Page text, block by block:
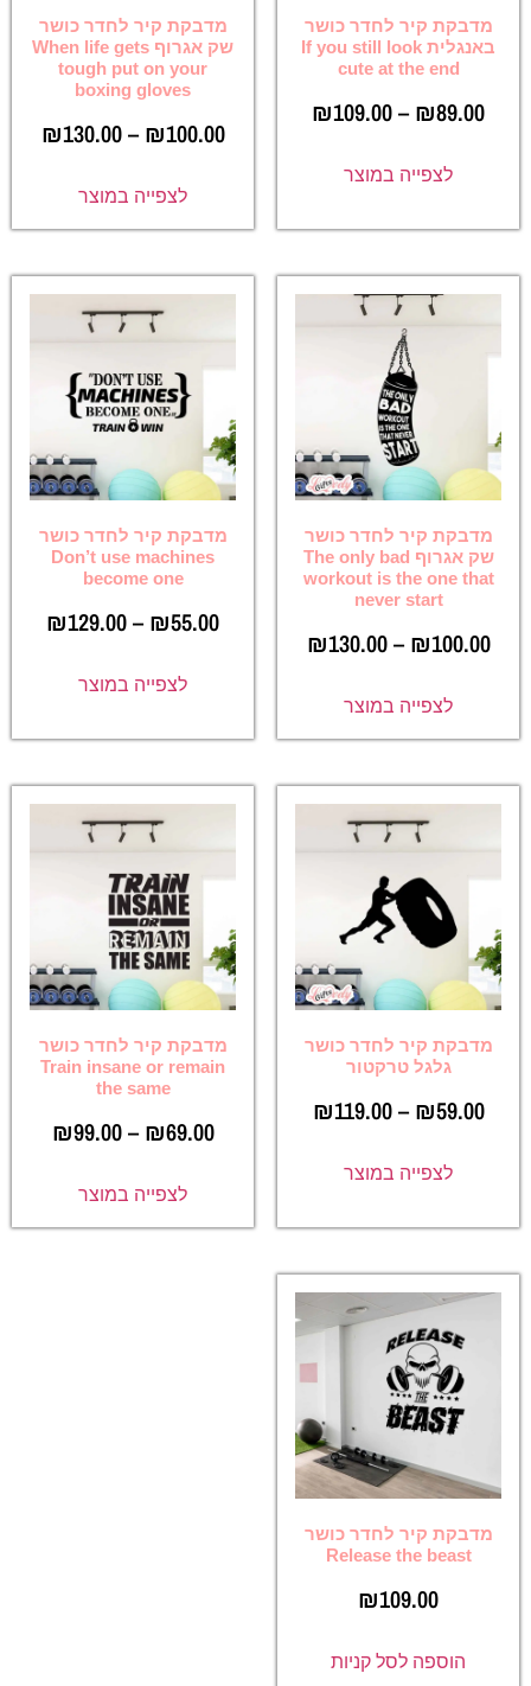
מדבקת קיר לחדר כושר
באנגלית If you still look
cute at the end
₪89.00
–
₪109.00
לצפייה במוצר
מדבקת קיר לחדר כושר
שק אגרוף When life gets
tough put on your
boxing gloves
₪100.00
–
₪130.00
לצפייה במוצר
מדבקת קיר לחדר כושר
שק אגרוף The only bad
workout is the one that
never start
₪100.00
–
₪130.00
לצפייה במוצר
מדבקת קיר לחדר כושר
Don’t use machines
become one
₪55.00
–
₪129.00
לצפייה במוצר
מדבקת קיר לחדר כושר
גלגל טרקטור
₪59.00
–
₪119.00
לצפייה במוצר
מדבקת קיר לחדר כושר
Train insane or remain
the same
₪69.00
–
₪99.00
לצפייה במוצר
מדבקת קיר לחדר כושר
Release the beast
₪109.00
הוספה לסל קניות